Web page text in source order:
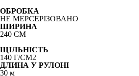
ОБРОБКА
НЕ МЕРСЕРІЗОВАНО
ШИРИНА
240 СМ
ЩІЛЬНІСТЬ
140 Г/СМ2
ДЛИНА У РУЛОНІ
30 м